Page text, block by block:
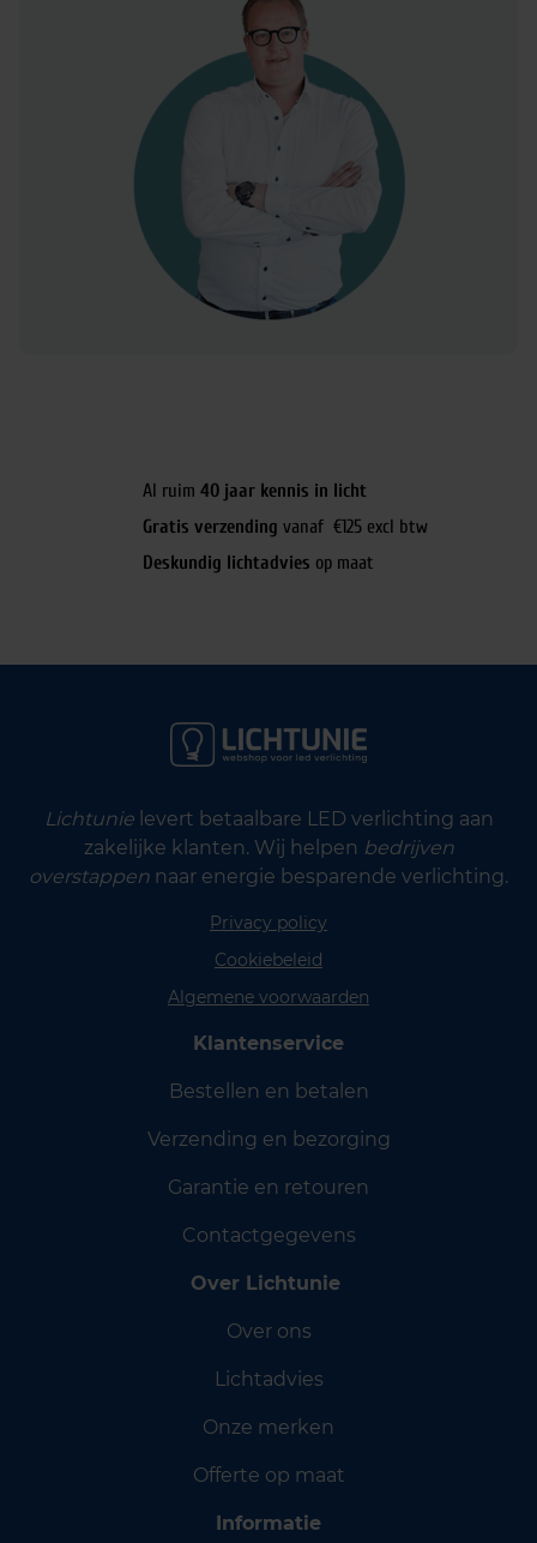
Al ruim 40 jaar kennis in licht
Gratis verzending vanaf €125 excl btw
Deskundig lichtadvies op maat
Lichtunielevert betaalbare LED verlichting aan
zakelijke klanten. Wij helpen bedrijven
overstappen naar energie besparende verlichting.
Privacy policy
Cookiebeleid
Algemene voorwaarden
Klantenservice
Bestellen en betalen
Verzending en bezorging
Garantie en retouren
Contactgegevens
Over Lichtunie
Over ons
Lichtadvies
Onze merken
Offerte op maat
Informatie